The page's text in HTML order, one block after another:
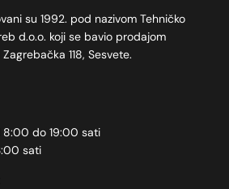
su 1992. pod nazivom Tehničko
d.o.o. koji se bavio prodajom
118, Sesvete.
8:00 do 19:00 sati
sati